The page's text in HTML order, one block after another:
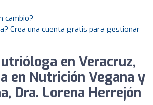
cambio?
Crea una cuenta gratis para gestionar
en Veracruz,
en Nutrición Vegana y
Dra. Lorena Herrejón